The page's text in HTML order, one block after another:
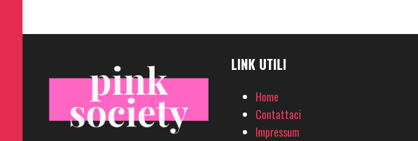
LINK UTILI
Home
Contattaci
Impressum